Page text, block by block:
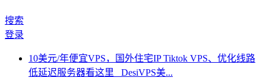
搜索
登录
10美元/年便宜VPS，国外住宅IP Tiktok VPS、优化线路
低延迟服务器看这里 DesiVPS美...